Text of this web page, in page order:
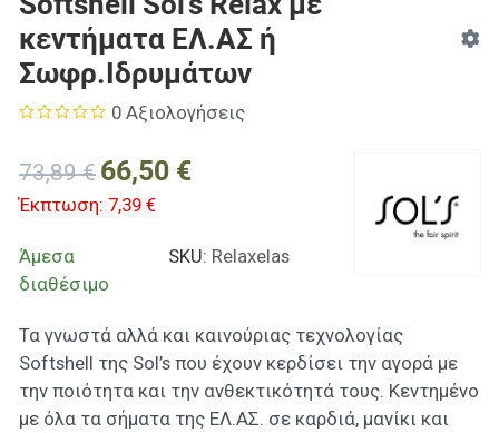
κεντήματα ΕΛ.ΑΣ ή
Σωφρ.Ιδρυμάτων
0 Αξιολογήσεις
73,89 € 66,50 €
Έκπτωση: 7,39 €
Άμεσα
διαθέσιμο
SKU: Relaxelas
Τα γνωστά αλλά και καινούριας τεχνολογίας
Softshell της Sol’s που έχουν κερδίσει την αγορά με
την ποιότητα και την ανθεκτικότητά τους. Κεντημένο
με όλα τα σήματα της ΕΛ.ΑΣ. σε καρδιά, μανίκι και